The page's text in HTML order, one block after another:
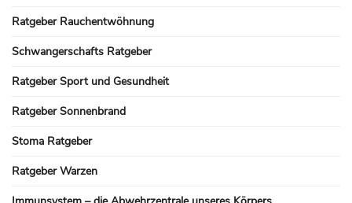
Ratgeber Rauchentwöhnung
Schwangerschafts Ratgeber
Ratgeber Sport und Gesundheit
Ratgeber Sonnenbrand
Stoma Ratgeber
Ratgeber Warzen